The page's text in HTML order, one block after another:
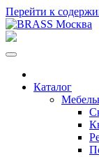
Перейти к
Каталог